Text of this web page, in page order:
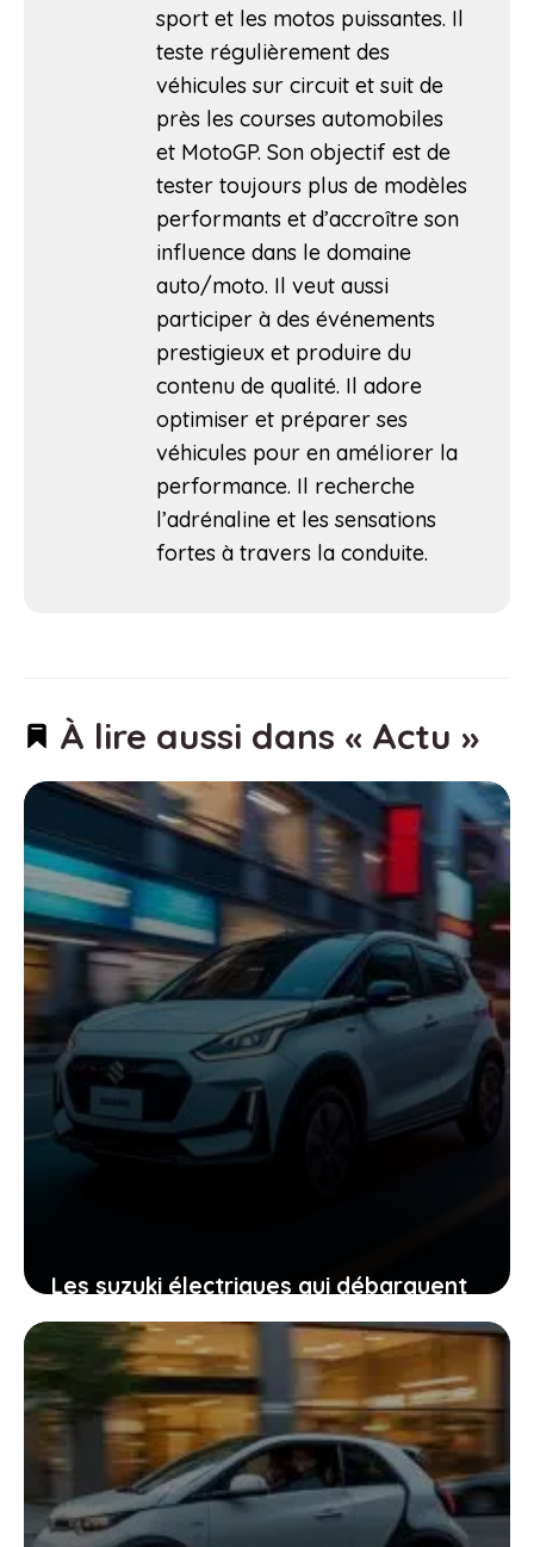
sport et les motos puissantes. Il
teste régulièrement des
véhicules sur circuit et suit de
près les courses automobiles
et MotoGP. Son objectif est de
tester toujours plus de modèles
performants et d’accroître son
influence dans le domaine
auto/moto. Il veut aussi
participer à des événements
prestigieux et produire du
contenu de qualité. Il adore
optimiser et préparer ses
véhicules pour en améliorer la
performance. Il recherche
l’adrénaline et les sensations
fortes à travers la conduite.
À lire aussi dans « Actu »
Les suzuki électriques qui débarquent
en france : ce que vous devez
absolument savoir
22 janvier 2026